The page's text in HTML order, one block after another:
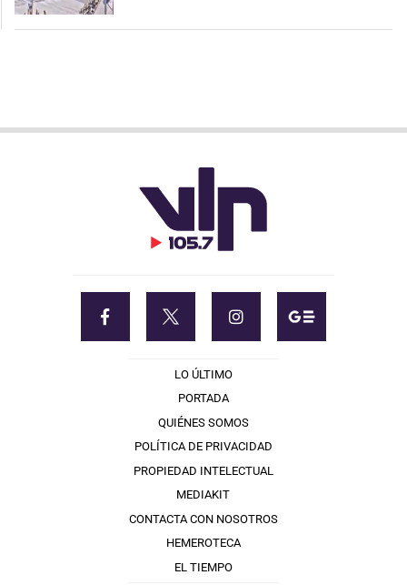
LO ÚLTIMO
PORTADA
QUIÉNES SOMOS
POLÍTICA DE PRIVACIDAD
PROPIEDAD INTELECTUAL
MEDIAKIT
CONTACTA CON NOSOTROS
HEMEROTECA
EL TIEMPO